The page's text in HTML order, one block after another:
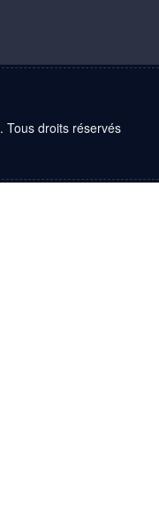
. Tous droits réservés